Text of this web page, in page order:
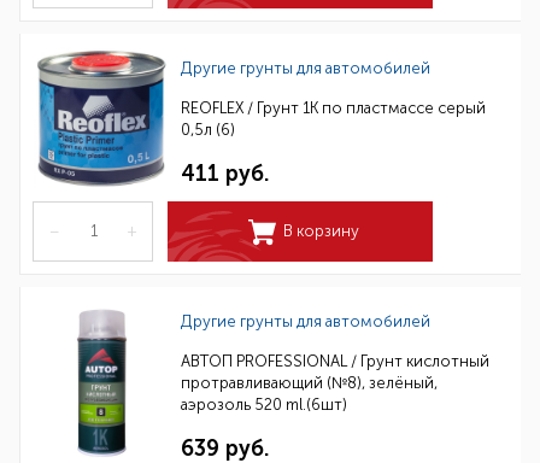
Другие грунты для автомобилей
REOFLEX / Грунт 1К по пластмассе серый
0,5л (6)
411 руб.
– + В корзину
Другие грунты для автомобилей
АВТОП PROFESSIONAL / Грунт кислотный
протравливающий (№8), зелёный,
аэрозоль 520 ml.(6шт)
639 руб.